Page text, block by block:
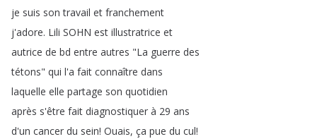
je suis son travail et franchement
j'adore. Lili SOHN est illustratrice et
autrice de bd entre autres "La guerre des
tétons" qui l'a fait connaître dans
laquelle elle partage son quotidien
après s'être fait diagnostiquer à 29 ans
d'un cancer du sein! Ouais, ça pue du cul!